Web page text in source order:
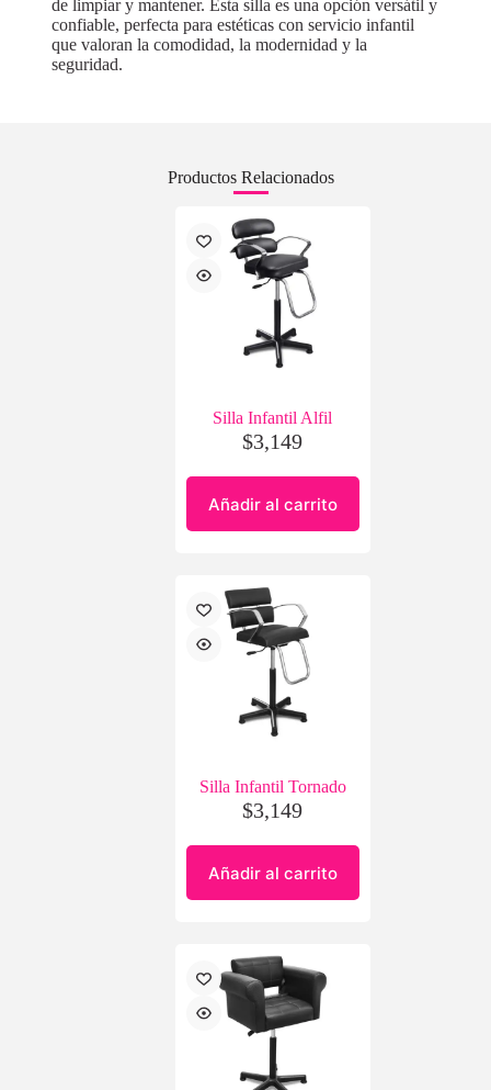
de limpiar y mantener. Esta silla es una opción versátil y
confiable, perfecta para estéticas con servicio infantil
que valoran la comodidad, la modernidad y la
seguridad.
Productos Relacionados
Silla Infantil Alfil
$3,149
Añadir al carrito
Silla Infantil Tornado
$3,149
Añadir al carrito